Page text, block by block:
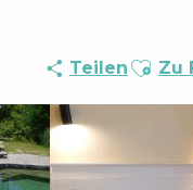
Teilen Zu